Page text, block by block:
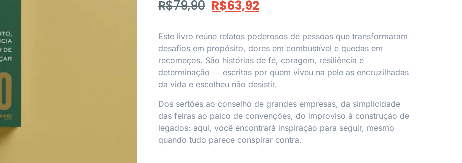
R$79,90 R$63,92
Este livro reúne relatos poderosos de pessoas que transformaram
desafios em propósito, dores em combustível e quedas em
recomeços. São histórias de fé, coragem, resiliência e
determinação ― escritas por quem viveu na pele as encruzilhadas
da vida e escolheu não desistir.
Dos sertões ao conselho de grandes empresas, da simplicidade
das feiras ao palco de convenções, do improviso à construção de
legados: aqui, você encontrará inspiração para seguir, mesmo
quando tudo parece conspirar contra.